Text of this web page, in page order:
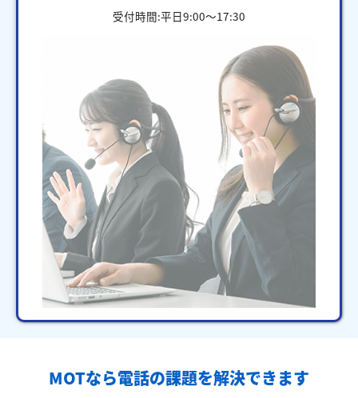
受付時間:平日9:00～17:30
MOTなら電話の課題を解決できます